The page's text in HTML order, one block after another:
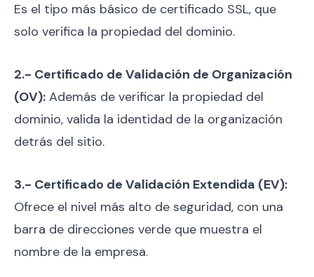
Es el tipo más básico de certificado SSL, que
solo verifica la propiedad del dominio.
2.- Certificado de Validación de Organización
(OV): Además de verificar la propiedad del
dominio, valida la identidad de la organización
detrás del sitio.
3.- Certificado de Validación Extendida (EV):
Ofrece el nivel más alto de seguridad, con una
barra de direcciones verde que muestra el
nombre de la empresa.